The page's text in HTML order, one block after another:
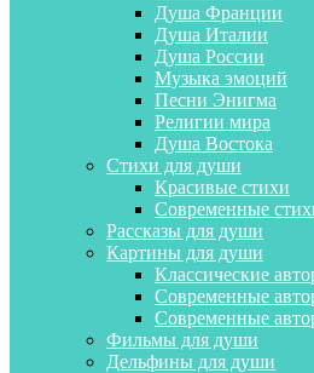
Душа Франции
Душа Италии
Душа России
Музыка эмоций
Песни Энигма
Религии мира
Душа Востока
Стихи для души
Красивые стихи
Современные
Рассказы для души
Картины для души
Классические
Современные
Современные
Фильмы для души
Дельфины для души